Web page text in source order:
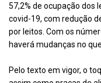
57,2% de ocupação dos
covid-19, com redução
por leitos. Com os
haverá mudanças no
Pelo texto em vigor, o